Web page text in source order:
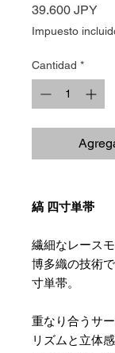
39.600 JPY
Impuesto
Cantidad *
縞 四寸単帯
繊細なレースモ
博多織の技術
寸単帯。
重なり合うサ
リズムと立体感